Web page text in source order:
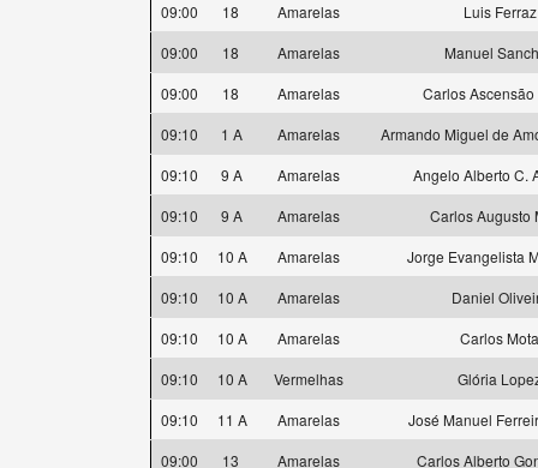
09:00
18 Amarelas
Luis Ferraz
09:00
18 Amarelas
Manuel
09:00
18 Amarelas
Carlos
09:10
1 A Amarelas
Armando Miguel de
09:10
9 A Amarelas
Angelo Alberto C.
09:10
9 A Amarelas
Carlos Augusto
09:10
10 A Amarelas
Jorge Evangelista
09:10
10 A Amarelas
Daniel
09:10
10 A Amarelas
Carlos Mota
09:10
10 A Vermelhas
Glória
09:10
11 A Amarelas
José Manuel
09:00
13 Amarelas
Carlos Alberto